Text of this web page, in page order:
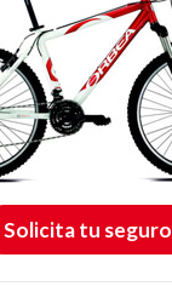
Solicita tu seguro